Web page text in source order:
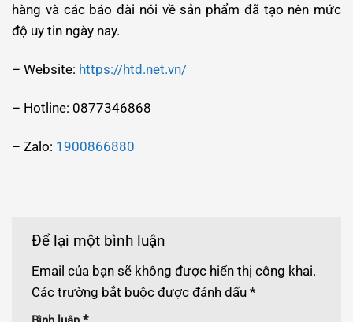
hàng và các báo đài nói về sản phẩm đã tạo nên mức
độ uy tin ngày nay.
– Website: https://htd.net.vn/
– Hotline: 0877346868
– Zalo: 1900866880
Để lại một bình luận
Email của bạn sẽ không được hiển thị công khai.
Các trường bắt buộc được đánh dấu *